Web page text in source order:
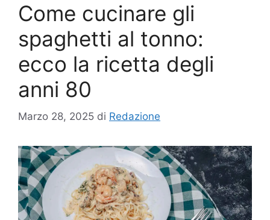
Come cucinare gli
spaghetti al tonno:
ecco la ricetta degli
anni 80
Marzo 28, 2025 di Redazione